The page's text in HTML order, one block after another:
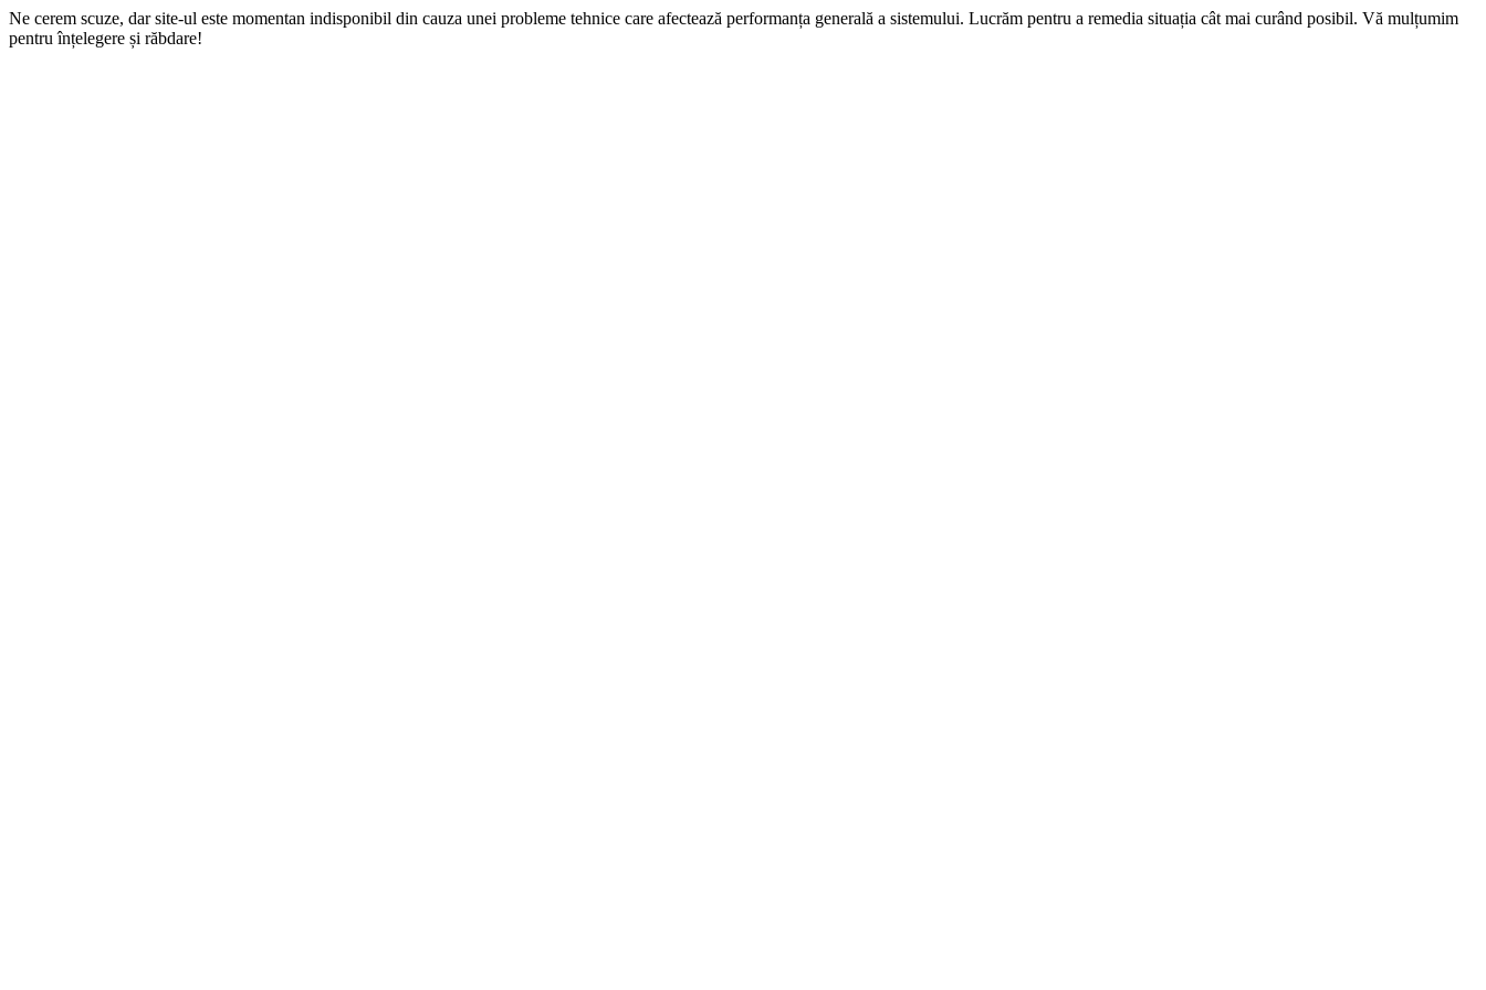
Ne cerem scuze, dar site-ul este momentan indisponibil din cauza unei probleme tehnice care afectează performanța generală a sistemului. Lucrăm pentru a remedia situația cât mai curând posibil. Vă mulțumim
pentru înțelegere și răbdare!